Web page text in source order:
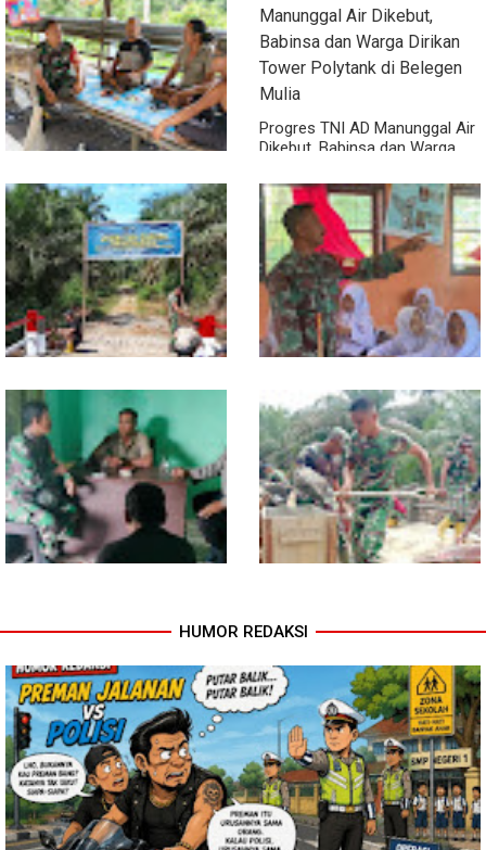
Lewat Komsos di Warung
Kopi, Babinsa Bangun Sinergi
dan Kekompakan Warga
Progres TNI AD Manunggal Air
Dikebut, Babinsa dan Warga
Belegen Mulia
Kodim 0118 Tancap Gas
Rampungkan Finishing
Jembatan Garuda
Melalui Wasbang, Babinsa
Bentuk Karakter dan Jiwa
Patriotisme Pelajar
Babinsa dan Bhabinkamtibmas
RI ke-81 dengan Kibarkan
Merah Putih
Cuaca Tak Jadi Penghalang,
Garuda dan Pengacian Terus
Dikebut
HUMOR REDAKSI